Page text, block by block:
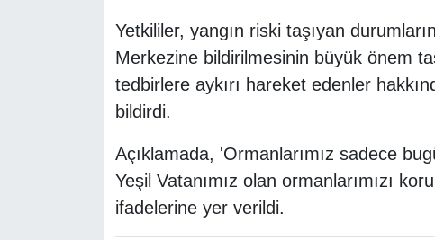
Yetkililer, yangın riski taşıyan
Merkezine bildirilmesinin büyük önem
tedbirlere aykırı hareket edenler
bildirdi.
Açıklamada, 'Ormanlarımız sadece
Yeşil Vatanımız olan ormanlarımızı
ifadelerine yer verildi.